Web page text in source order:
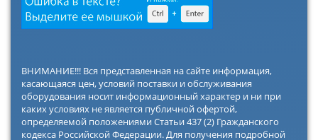
ВНИМАНИЕ!!! Вся представленная на сайте информация,
касающаяся цен, условий поставки и обслуживания
оборудования носит информационный характер и ни при
каких условиях не является публичной офертой,
определяемой положениями Статьи 437 (2) Гражданского
кодекса Российской Федерации. Для получения подробной